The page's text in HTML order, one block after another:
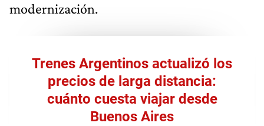
modernización.
Trenes Argentinos actualizó los
precios de larga distancia:
cuánto cuesta viajar desde
Buenos Aires